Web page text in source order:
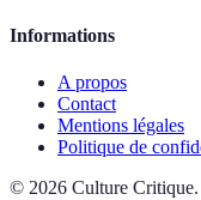
Informations
A propos
Contact
Mentions légales
Politique de
© 2026 Culture Critique.